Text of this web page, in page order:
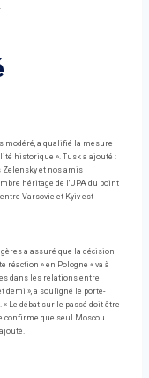
modéré, a qualifié la mesure
historique ». Tusk a ajouté :
Zelensky et nos amis
héritage de l'UPA du point
Varsovie et Kyiv est
a assuré que la décision
réaction » en Pologne « va à
dans les relations entre
demi », a souligné le porte-
Le débat sur le passé doit être
confirme que seul Moscou